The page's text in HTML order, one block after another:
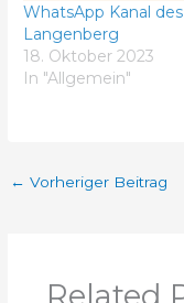
WhatsApp Kanal
Langenberg
18. Oktober 2023
In "Allgemein"
← Vorheriger Beitrag
Related